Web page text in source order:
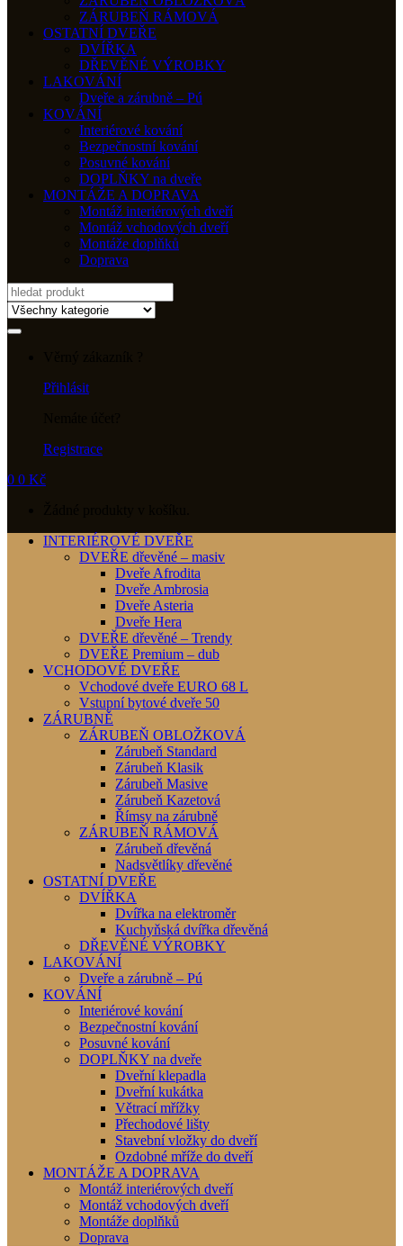
ZÁRUBEŇ RÁMOVÁ
OSTATNÍ DVEŘE
DVÍŘKA
DŘEVĚNÉ VÝROBKY
LAKOVÁNÍ
Dveře a zárubně – Pú
KOVÁNÍ
Interiérové kování
Bezpečnostní kování
Posuvné kování
DOPLŇKY na dveře
MONTÁŽE A DOPRAVA
Montáž interiérových dveří
Montáž vchodových dveří
Montáže doplňků
Doprava
Search
for:
Přihlásit
Registrace
0 0 Kč
INTERIÉROVÉ DVEŘE
DVEŘE dřevěné – masiv
Dveře Afrodita
Dveře Ambrosia
Dveře Asteria
Dveře Hera
DVEŘE dřevěné – Trendy
DVEŘE Premium – dub
VCHODOVÉ DVEŘE
Vchodové dveře EURO 68 L
Vstupní bytové dveře 50
ZÁRUBNĚ
ZÁRUBEŇ OBLOŽKOVÁ
Zárubeň Standard
Zárubeň Klasik
Zárubeň Masive
Zárubeň Kazetová
Římsy na zárubně
ZÁRUBEŇ RÁMOVÁ
Zárubeň dřevěná
Nadsvětlíky dřevěné
OSTATNÍ DVEŘE
DVÍŘKA
Dvířka na elektroměr
Kuchyňská dvířka dřevěná
DŘEVĚNÉ VÝROBKY
LAKOVÁNÍ
Dveře a zárubně – Pú
KOVÁNÍ
Interiérové kování
Bezpečnostní kování
Posuvné kování
DOPLŇKY na dveře
Dveřní klepadla
Dveřní kukátka
Větrací mřížky
Přechodové lišty
Stavební vložky do dveří
Ozdobné mříže do dveří
MONTÁŽE A DOPRAVA
Montáž interiérových dveří
Montáž vchodových dveří
Montáže doplňků
Doprava